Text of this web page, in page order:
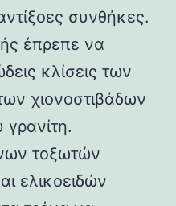
συνθήκες.
έπρεπε να
κλίσεις των
χιονοστιβάδων
γρανίτη.
τοξωτών
ελικοειδών